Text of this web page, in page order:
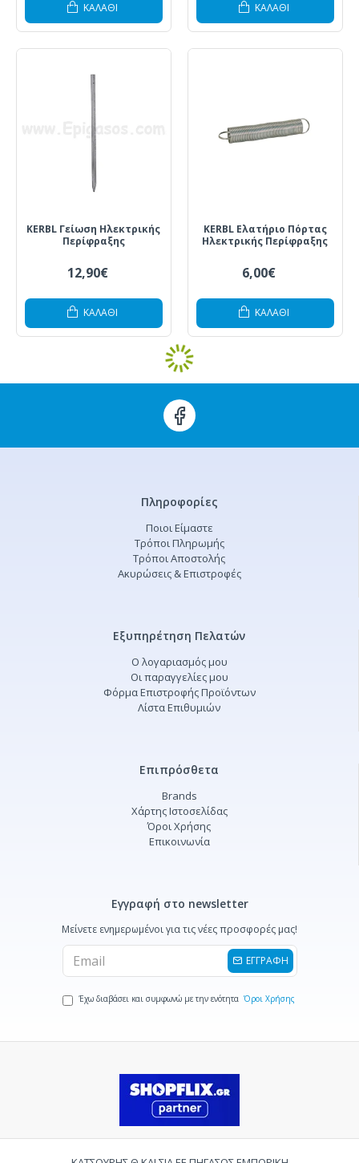
ΚΑΛΆΘΙ ΚΑΛΆΘΙ
KERBL Γείωση Ηλεκτρικής
Περίφραξης
12,90€
ΚΑΛΆΘΙ
KERBL Ελατήριο Πόρτας
Ηλεκτρικής Περίφραξης
6,00€
ΚΑΛΆΘΙ
Πληροφορίες
Ποιοι Είμαστε
Τρόποι Πληρωμής
Τρόποι Αποστολής
Ακυρώσεις & Επιστροφές
Εξυπηρέτηση Πελατών
Ο λογαριασμός μου
Οι παραγγελίες μου
Φόρμα Επιστροφής Προϊόντων
Λίστα Επιθυμιών
Επιπρόσθετα
Brands
Χάρτης Ιστοσελίδας
Όροι Χρήσης
Επικοινωνία
Εγγραφή στο newsletter
Μείνετε ενημερωμένοι για τις νέες προσφορές μας!
ΕΓΓΡΑΦΗ
Έχω διαβάσει και συμφωνώ με την ενότητα Όροι Χρήσης